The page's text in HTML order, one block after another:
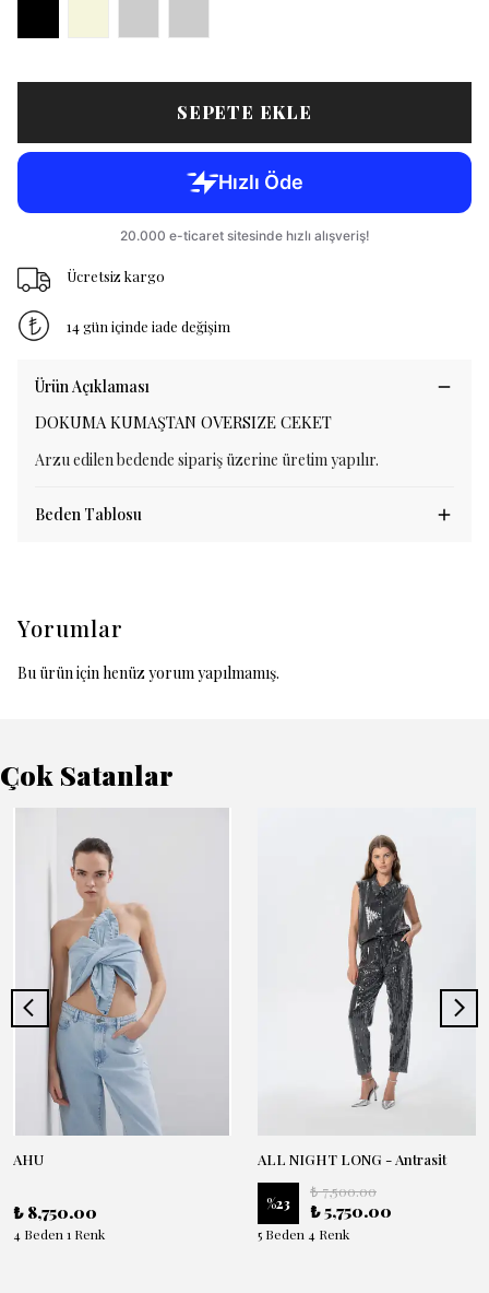
SEPETE EKLE
Ücretsiz kargo
14 gün içinde iade değişim
Ürün Açıklaması
DOKUMA KUMAŞTAN OVERSIZE CEKET
Arzu edilen bedende sipariş üzerine üretim yapılır.
Beden Tablosu
Yorumlar
Bu ürün için henüz yorum yapılmamış.
Çok Satanlar
AHU
₺ 8,750.00
4 Beden 1 Renk
ALL NIGHT LONG - Antrasit
%23
₺ 7,500.00
₺ 5,750.00
5 Beden 4 Renk